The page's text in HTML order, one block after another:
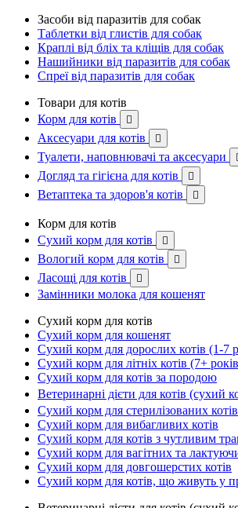
Засоби від паразитів для собак
Таблетки від глистів для собак
Краплі від бліх та кліщів для собак
Нашийники від паразитів для собак
Спреї від паразитів для собак
Товари для котів
Корм для котів

Аксесуари для котів 
Туалети, наповнювачі та аксесуари
Догляд та гігієна для котів 
Ветаптека та здоров'я котів 
Корм для котів
Сухий корм для котів

Вологий корм для котів 
Ласощі для котів 
Замінники молока для кошенят
Сухий корм для котів
Сухий корм для кошенят
Сухий корм для дорослих котів (1-7
Сухий корм для літніх котів (7+
Сухий корм для котів за породою
Ветеринарні дієти для котів (сухий
Сухий корм для стерилізованих котів
Сухий корм для вибагливих котів
Сухий корм для котів з чутливим
Сухий корм для вагітних та
Сухий корм для довгошерстих котів
Сухий корм для котів, що живуть у